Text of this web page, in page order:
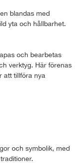
blandas med
yta och hållbarhet.
och bearbetas
verktyg. Här förenas
att tillföra nya
och symbolik, med